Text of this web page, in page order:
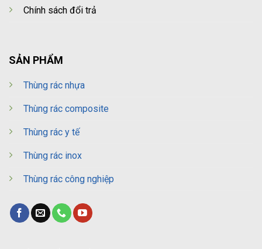
Chính sách đổi trả
SẢN PHẨM
Thùng rác nhựa
Thùng rác composite
Thùng rác y tế
Thùng rác inox
Thùng rác công nghiệp